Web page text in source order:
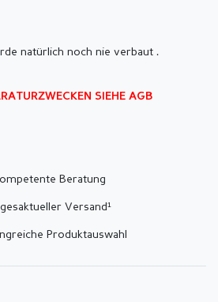
natürlich noch nie verbaut .
SIEHE AGB
Beratung
Versand¹
Produktauswahl